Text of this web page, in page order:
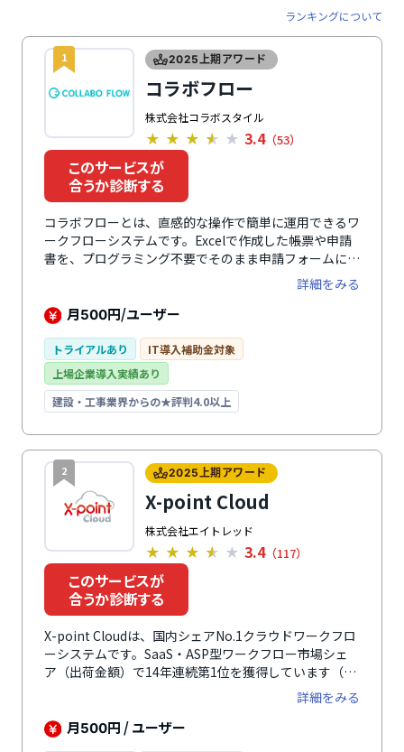
ランキングについて
1 2025上期アワード
コラボフロー
株式会社コラボスタイル
★ ★ ★ ★ ★ 3.4（53）
このサービスが
合うか診断する
コラボフローとは、直感的な操作で簡単に運用できるワ
ークフローシステムです。Excelで作成した帳票や申請
書を、プログラミング不要でそのまま申請フォームに変
換できます。承認経路は「人」と「連携パーツ」をパズ
ル感覚で配置・設定可能。また、フォームレイアウトは
運用開始後でも追加・修正できます。kintoneやサイボ
Serverなどの外部システムとの連携すれば、データを
一元管理でき、業務効率化につながります。
詳細をみる
月500円/ユーザー
トライアルあり
IT導入補助金対象
上場企業導入実績あり
建設・工事業界からの★評判4.0以上
2 2025上期アワード
X-point Cloud
株式会社エイトレッド
★ ★ ★ ★ ★ 3.4（117）
このサービスが
合うか診断する
X-point Cloudは、国内シェアNo.1クラウドワークフロ
ーシステムです。SaaS・ASP型ワークフロー市場シェ
ア（出荷金額）で14年連続第1位を獲得しています（デ
ロイト トーマツ ミック経済研究所「コラボレーショ
ン・モバイル管理ソフトの市場展望 2025年度版」2011
年度～2025年度（実績））。既存の申請書をそのまま
詳細をみる
月500円 / ユーザー